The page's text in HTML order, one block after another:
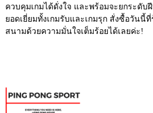
ควบคุมเกมได้ดั่งใจ และพร้อมจะยกระดั
ยอดเยี่ยมทั้งเกมรับและเกมรุก สั่งซื้อวันนี้
สนามด้วยความมั่นใจเต็มร้อยได้เลยค่ะ!